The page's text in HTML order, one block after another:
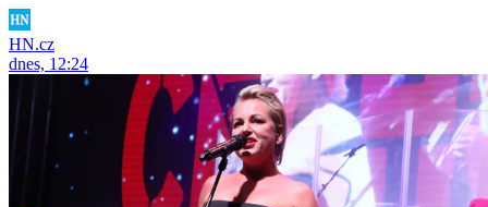
HN.cz
dnes, 12:24